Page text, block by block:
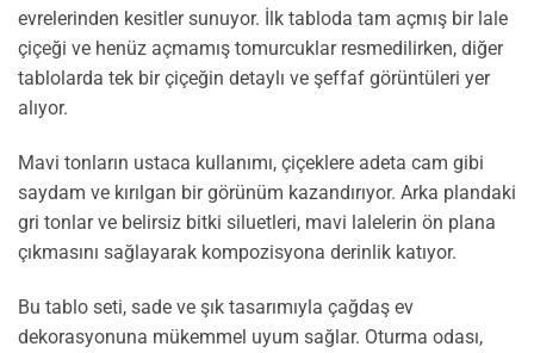
evrelerinden kesitler sunuyor. İlk tabloda tam açmış bir lale
çiçeği ve henüz açmamış tomurcuklar resmedilirken, diğer
tablolarda tek bir çiçeğin detaylı ve şeffaf görüntüleri yer
alıyor.
Mavi tonların ustaca kullanımı, çiçeklere adeta cam gibi
saydam ve kırılgan bir görünüm kazandırıyor. Arka plandaki
gri tonlar ve belirsiz bitki siluetleri, mavi lalelerin ön plana
çıkmasını sağlayarak kompozisyona derinlik katıyor.
Bu tablo seti, sade ve şık tasarımıyla çağdaş ev
dekorasyonuna mükemmel uyum sağlar. Oturma odası,